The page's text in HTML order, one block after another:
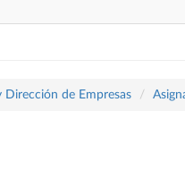
de Empresas